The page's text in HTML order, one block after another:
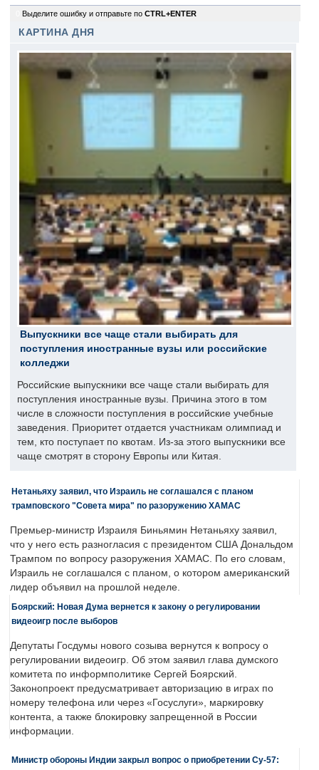
Выделите ошибку и отправьте по CTRL+ENTER
КАРТИНА ДНЯ
Выпускники все чаще стали выбирать для
поступления иностранные вузы или российские
колледжи
Российские выпускники все чаще стали выбирать для
поступления иностранные вузы. Причина этого в том
числе в сложности поступления в российские учебные
заведения. Приоритет отдается участникам олимпиад и
тем, кто поступает по квотам. Из-за этого выпускники все
чаще смотрят в сторону Европы или Китая.
Нетаньяху заявил, что Израиль не соглашался с планом
трамповского "Совета мира" по разоружению ХАМАС
Премьер-министр Израиля Биньямин Нетаньяху заявил,
что у него есть разногласия с президентом США Дональдом
Трампом по вопросу разоружения ХАМАС. По его словам,
Израиль не соглашался с планом, о котором американский
лидер объявил на прошлой неделе.
Боярский: Новая Дума вернется к закону о регулировании
видеоигр после выборов
Депутаты Госдумы нового созыва вернутся к вопросу о
регулировании видеоигр. Об этом заявил глава думского
комитета по информполитике Сергей Боярский.
Законопроект предусматривает авторизацию в играх по
номеру телефона или через «Госуслуги», маркировку
контента, а также блокировку запрещенной в России
информации.
Министр обороны Индии закрыл вопрос о приобретении Су-57: